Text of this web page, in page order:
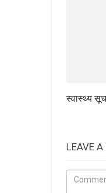
स्वास्थ्य
LEAVE A